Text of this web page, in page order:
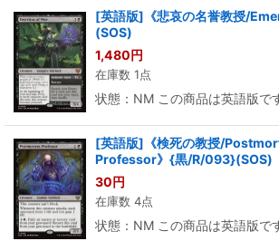
[英語版]《悲哀の名誉教授/
(SOS)
1,480円
在庫数 1点
状態：NM この商品は英語版で
[英語版]《検死の教授/
Professor》{黒/R/093}(SOS)
30円
在庫数 4点
状態：NM この商品は英語版で